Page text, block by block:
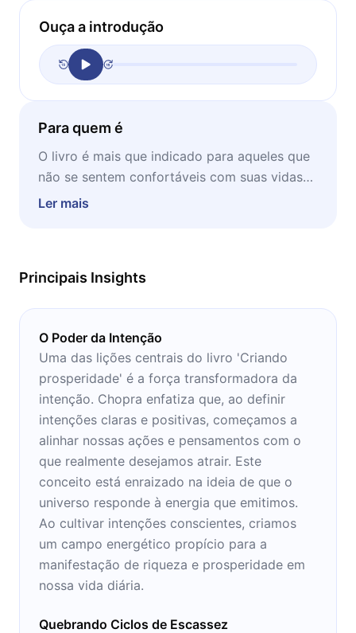
Ouça a introdução
Para quem é
O livro é mais que indicado para aqueles que
não se sentem confortáveis com suas vidas
no momento, desejam mudar o que têm feito.
primeiro dia!
Ler mais
Principais Insights
O Poder da Intenção
Uma das lições centrais do livro 'Criando
prosperidade' é a força transformadora da
intenção. Chopra enfatiza que, ao definir
intenções claras e positivas, começamos a
alinhar nossas ações e pensamentos com o
que realmente desejamos atrair. Este
conceito está enraizado na ideia de que o
universo responde à energia que emitimos.
Ao cultivar intenções conscientes, criamos
um campo energético propício para a
manifestação de riqueza e prosperidade em
nossa vida diária.
Quebrando Ciclos de Escassez